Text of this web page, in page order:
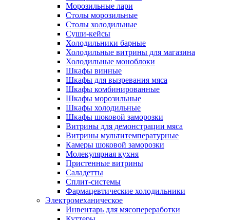
Морозильные лари
Столы морозильные
Столы холодильные
Суши-кейсы
Холодильники барные
Холодильные витрины для магазина
Холодильные моноблоки
Шкафы винные
Шкафы для вызревания мяса
Шкафы комбинированные
Шкафы морозильные
Шкафы холодильные
Шкафы шоковой заморозки
Витрины для демонстрации мяса
Витрины мультитемпературные
Камеры шоковой заморозки
Молекулярная кухня
Пристенные витрины
Саладетты
Сплит-системы
Фармацевтические холодильники
Электромеханическое
Инвентарь для мясопереработки